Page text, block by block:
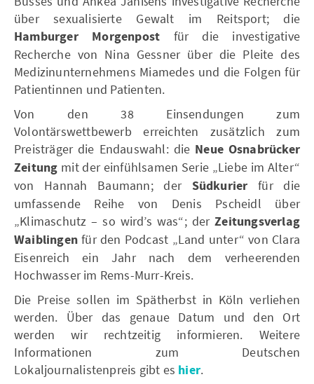
über sexualisierte Gewalt im Reitsport; die
Hamburger Morgenpost für die investigative
Recherche von Nina Gessner über die Pleite des
Medizinunternehmens Miamedes und die Folgen für
Patientinnen und Patienten.
Von den 38 Einsendungen zum
Volontärswettbewerb erreichten zusätzlich zum
Preisträger die Endauswahl: die Neue Osnabrücker
Zeitung mit der einfühlsamen Serie „Liebe im Alter“
von Hannah Baumann; der Südkurierfür die
umfassende Reihe von Denis Pscheidl über
„Klimaschutz – so wird’s was“; derZeitungsverlag
Waiblingen für den Podcast „Land unter“ von Clara
Eisenreich ein Jahr nach dem verheerenden
Hochwasser im Rems-Murr-Kreis.
Die Preise sollen im Spätherbst in Köln verliehen
werden. Über das genaue Datum und den Ort
werden wir rechtzeitig informieren. Weitere
Informationen zum Deutschen
Lokaljournalistenpreis gibt es hier.